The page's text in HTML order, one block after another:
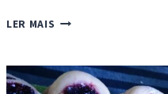
LER MAIS TARTE
À
AMERICANA